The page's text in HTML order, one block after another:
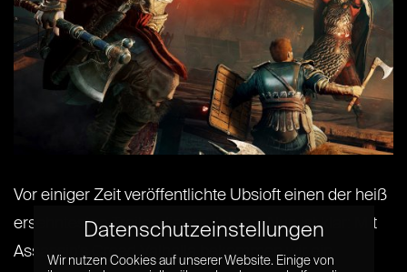
Vor einiger Zeit veröffentlichte Ubsioft einen der heiß
ersehntesten Trailer dieses Jahres. Nun ist klar: Mit
Assassin’s Creed Valhalla bekommen wir ein
Datenschutzeinstellungen
Wir nutzen Cookies auf unserer Website. Einige von